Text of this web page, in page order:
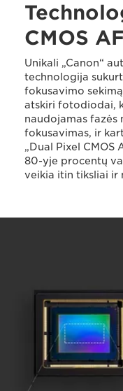
CMOS
Unikali „Canon“
technologija
fokusavimo
atskiri fotodiodai,
naudojamas fazės
fokusavimas, ir
„Dual Pixel CMOS
80-yje procentų
veikia itin tiksliai ir